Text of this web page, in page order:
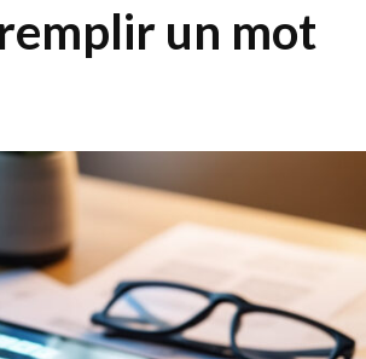
un mot